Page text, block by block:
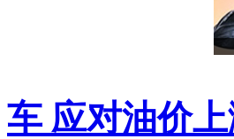
车 应对油价